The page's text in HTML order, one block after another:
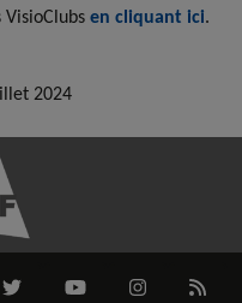
en cliquant ici.
2024
TWITTERYOUTUBEINSTAGRAM
RSS